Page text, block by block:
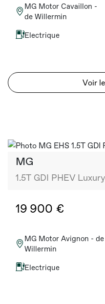
MG Motor Cavaillon -
de Willermin
Electrique
Voir
MG
1.5T GDI PHEV
19 900 €
MG Motor Avignon - de
Willermin
Electrique